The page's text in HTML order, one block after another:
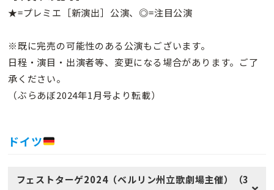
★=プレミエ［新演出］公演、◎=注目公演
※既に完売の可能性のある公演もございます。
日程・演目・出演者等、変更になる場合があります。ご了
承ください。
（ぶらあぼ2024年1月号より転載）
ドイツ
フェストターゲ2024（ベルリン州立歌劇場主催）（3